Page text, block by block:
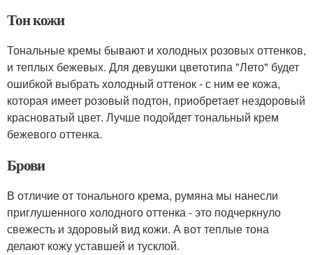
Тон кожи
Тональные кремы бывают и холодных розовых оттенков,
и теплых бежевых. Для девушки цветотипа "Лето" будет
ошибкой выбрать холодный оттенок - с ним ее кожа,
которая имеет розовый подтон, приобретает нездоровый
красноватый цвет. Лучше подойдет тональный крем
бежевого оттенка.
Брови
В отличие от тонального крема, румяна мы нанесли
приглушенного холодного оттенка - это подчеркнуло
свежесть и здоровый вид кожи. А вот теплые тона
делают кожу уставшей и тусклой.